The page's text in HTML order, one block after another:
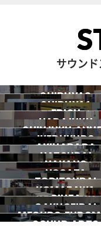
サウン
SHIBUYA3
渋谷3号
2026.07 OPEN
SHIBUYA1
渋谷1号
EBISU
恵比寿
HARAJUKU
原宿
SHINJUKU
新宿ANNEX
IKEBUKURO
池袋
AKIHABARA
秋葉原
HATSUDAI
初台
NAKANO
中野
NOGATA
野方
TORITSUDAI
都立大
KOMAZAWA
駒沢
GINZA
銀座
GAKUGEIDAI
学芸大
MEGURO
SOUND ARTS